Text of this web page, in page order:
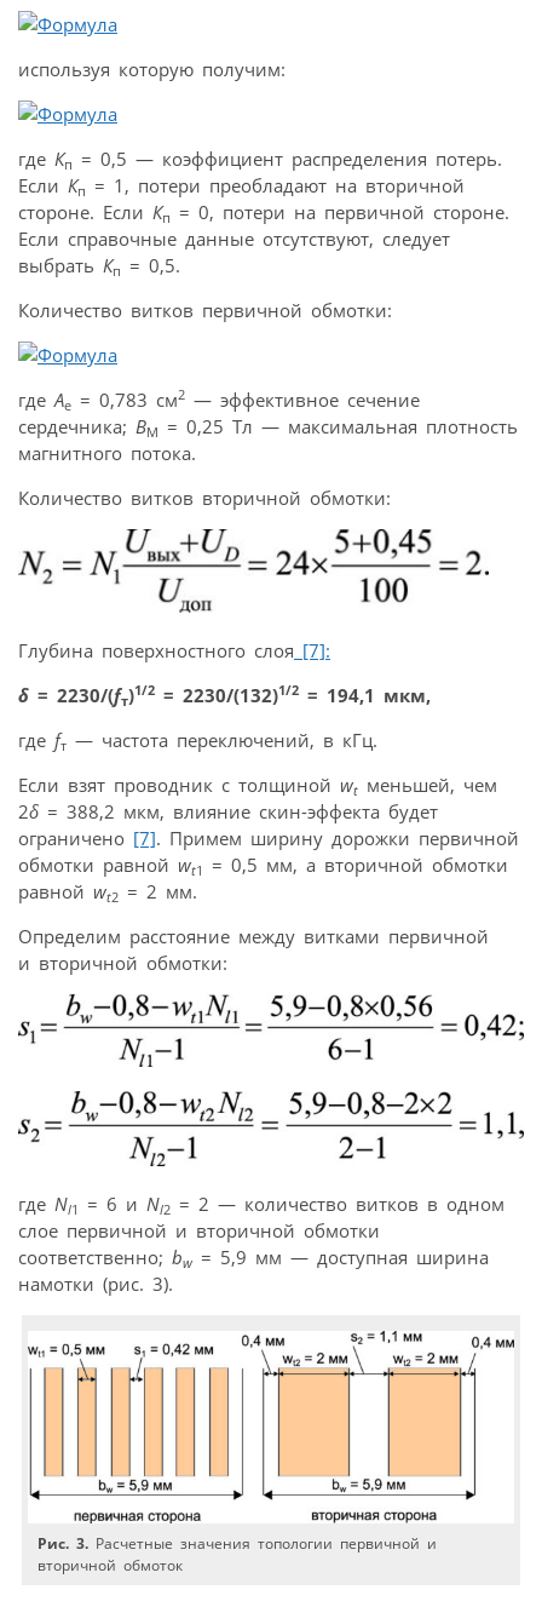
используя которую получим:
где Кп = 0,5 — коэффициент распределения потерь.
Если Кп = 1, потери преобладают на вторичной
стороне. Если Кп = 0, потери на первичной стороне.
Если справочные данные отсутствуют, следует
выбрать Кп = 0,5.
Количество витков первичной обмотки:
где Ae = 0,783 см2 — эффективное сечение
сердечника; BM = 0,25 Тл — максимальная плотность
магнитного потока.
Количество витков вторичной обмотки:
Глубина поверхностного слоя [7]:
δ = 2230/(fт)1/2 = 2230/(132)1/2 = 194,1 мкм,
где fт — частота переключений, в кГц.
Если взят проводник с толщиной wt меньшей, чем
2δ = 388,2 мкм, влияние скин-эффекта будет
ограничено [7]. Примем ширину дорожки первичной
обмотки равной wt1
= 0,5 мм, а вторичной обмотки
равной wt2 = 2 мм.
Определим расстояние между витками первичной
и вторичной обмотки:
где Nl1 = 6 и Nl2 = 2 — количество витков в одном
слое первичной и вторичной обмотки
соответственно; bw = 5,9 мм — доступная ширина
намотки (рис. 3).
Рис. 3. Расчетные значения топологии первичной и
вторичной обмоток